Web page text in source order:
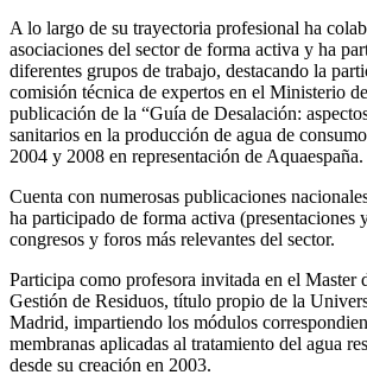
A lo largo de su trayectoria profesional ha
asociaciones del sector de forma activa y ha
diferentes grupos de trabajo, destacando la
comisión técnica de expertos en el Ministerio
publicación de la “Guía de Desalación:
sanitarios en la producción de agua de
2004 y 2008 en representación de Aquaespaña.
Cuenta con numerosas publicaciones
ha participado de forma activa (presentaciones
congresos y foros más relevantes del sector.
Participa como profesora invitada en el Master
Gestión de Residuos, título propio de la
Madrid, impartiendo los módulos
membranas aplicadas al tratamiento del agua
desde su creación en 2003.